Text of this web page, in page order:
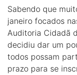
Sabendo que
janeiro focados
Auditoria Cidadã
decidiu dar um
todos possam
prazo para se